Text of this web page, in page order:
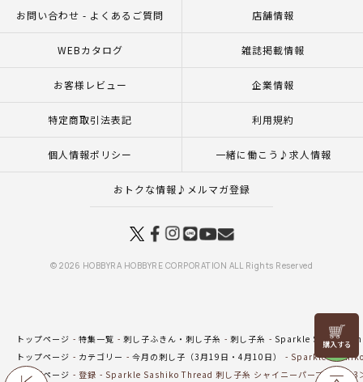
リリヤン
フェア
お問い合わせ - よくあるご質問 店舗情報
WEBカタログ 雑誌掲載情報
お客様レビュー 企業情報
特定商取引法表記 利用規約
個人情報ポリシー 一緒に働こう♪求人情報
おトクな情報♪メルマガ登録
© 2026 HOBBYRA HOBBYRE CORPORATION ALL Rights Reserved
トップページ 特集一覧 刺し子ふきん・刺し子糸 刺し子糸
Sparkle Sashiko
トップページ
カテゴリー 今月の刺し子（3月19日・4月10日）
Sparkle Sashiko
トップページ
登録 Sparkle Sashiko Thread 刺し子糸 シャイニーパープル＜503